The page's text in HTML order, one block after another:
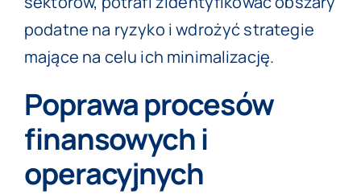
podatne na ryzyko i wdrożyć strategie
mające na celu ich minimalizację.
Poprawa procesów
finansowych i
operacyjnych